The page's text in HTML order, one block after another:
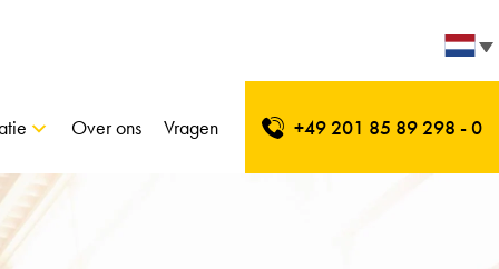
Over ons Vragen +49 201 85 89 298 - 0